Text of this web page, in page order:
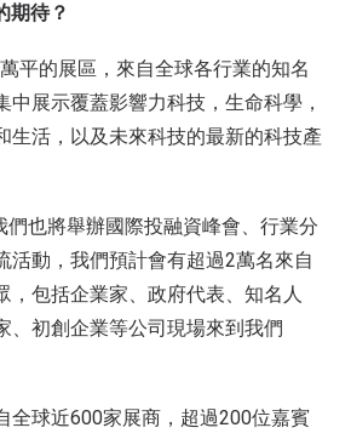
期待？
平的展區，來自全球各行業的知名
中展示覆蓋影響力科技，生命科學，
生活，以及未來科技的最新的科技產
們也將舉辦國際投融資峰會、行業分
活動，我們預計會有超過2萬名來自
，包括企業家、政府代表、知名人
、初創企業等公司現場來到我們
全球近600家展商，超過200位嘉賓